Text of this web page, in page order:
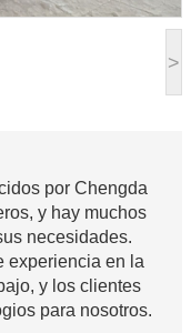
>
por Chengda
y hay muchos
necesidades.
experiencia en la
y los clientes
para nosotros.